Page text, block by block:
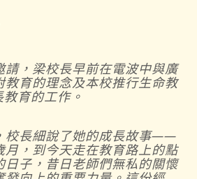
請，梁校長早前在電波中與廣
教育的理念及本校推行生命教
育的工作。
校長細說了她的成長故事——
月，到今天走在教育路上的點
日子，昔日老師們無私的關懷